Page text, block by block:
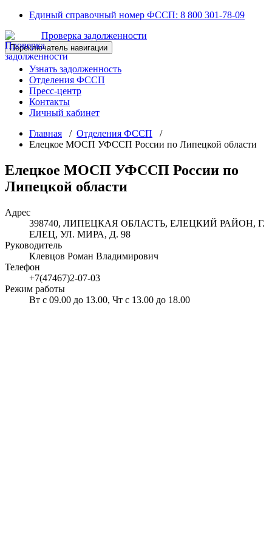
Перейти
содержимому
Единый справочный номер ФССП: 8 800 301-78-09
Проверка задолженности
Переключатель навигации
Узнать задолженность
Отделения ФССП
Пресс-центр
Контакты
Личный кабинет
Главная / Отделения ФССП /
Елецкое МОСП УФССП России по Липецкой области
Елецкое МОСП УФССП России по
Липецкой области
Адрес
398740, ЛИПЕЦКАЯ ОБЛАСТЬ, ЕЛЕЦКИЙ РАЙОН, Г.
ЕЛЕЦ, УЛ. МИРА, Д. 98
Руководитель
Клевцов Роман Владимирович
Телефон
+7(47467)2-07-03
Режим работы
Вт с 09.00 до 13.00, Чт с 13.00 до 18.00